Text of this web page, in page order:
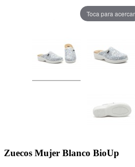
Toca para acercar
Zuecos Mujer Blanco BioUp